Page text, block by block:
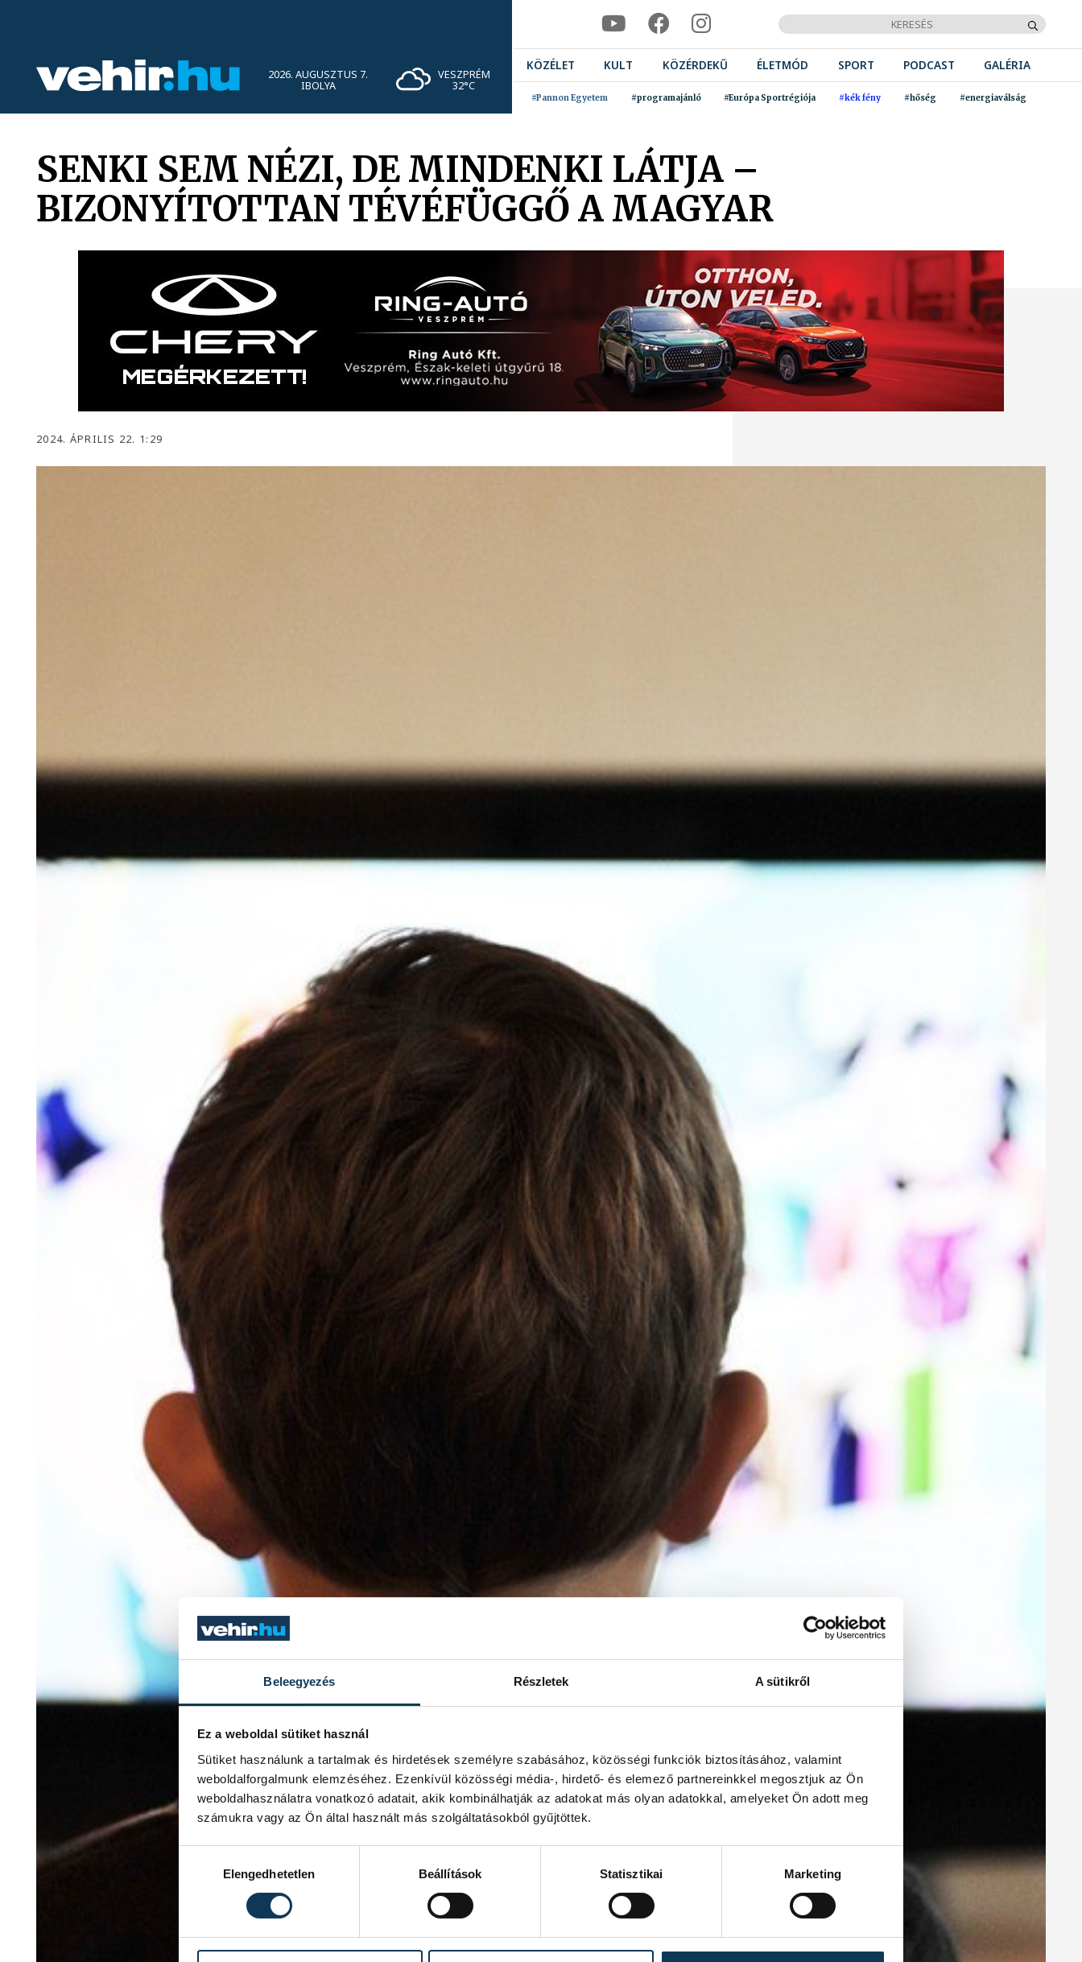
Beleegyezés Részletek A sütikről
Ez a weboldal sütiket használ
Sütiket használunk a tartalmak és hirdetések személyre szabásához, közösségi funkciók biztosításához, valamint
weboldalforgalmunk elemzéséhez. Ezenkívül közösségi média-, hirdető- és elemező partnereinkkel megosztjuk az Ön
weboldalhasználatra vonatkozó adatait, akik kombinálhatják az adatokat más olyan adatokkal, amelyeket Ön adott meg
számukra vagy az Ön által használt más szolgáltatásokból gyűjtöttek.
Elengedhetetlen
Beállítások Statisztikai Marketing
2026. AUGUSZTUS 7.
IBOLYA
VESZPRÉM
32°C
KÖZÉLET KULT KÖZÉRDEKŰ ÉLETMÓD SPORT PODCAST GALÉRIA
#Pannon Egyetem #programajánló #Európa Sportrégiója #kék fény #hőség #energiaválság
SENKI SEM NÉZI, DE MINDENKI LÁTJA –
BIZONYÍTOTTAN TÉVÉFÜGGŐ A MAGYAR
2024. ÁPRILIS 22. 1:29